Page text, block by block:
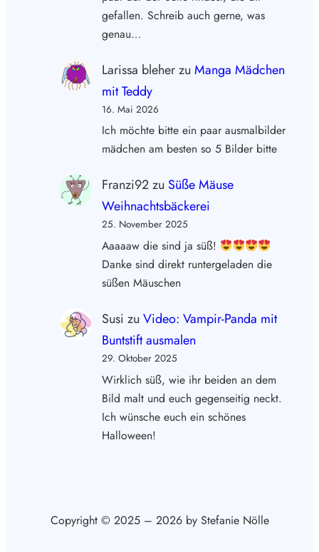
gefallen. Schreib auch gerne, was
genau…
Larissa bleherzu Manga Mädchen
mit Teddy
16. Mai 2026
Ich möchte bitte ein paar ausmalbilder
mädchen am besten so 5 Bilder bitte
Franzi92zu Süße Mäuse
Weihnachtsbäckerei
25. November 2025
Aaaaaw die sind ja süß!
Danke sind direkt runtergeladen die
süßen Mäuschen
Susi zu Video: Vampir-Panda mit
Buntstift ausmalen
29. Oktober 2025
Wirklich süß, wie ihr beiden an dem
Bild malt und euch gegenseitig neckt.
Ich wünsche euch ein schönes
Halloween!
Copyright © 2025 – 2026 by Stefanie Nölle